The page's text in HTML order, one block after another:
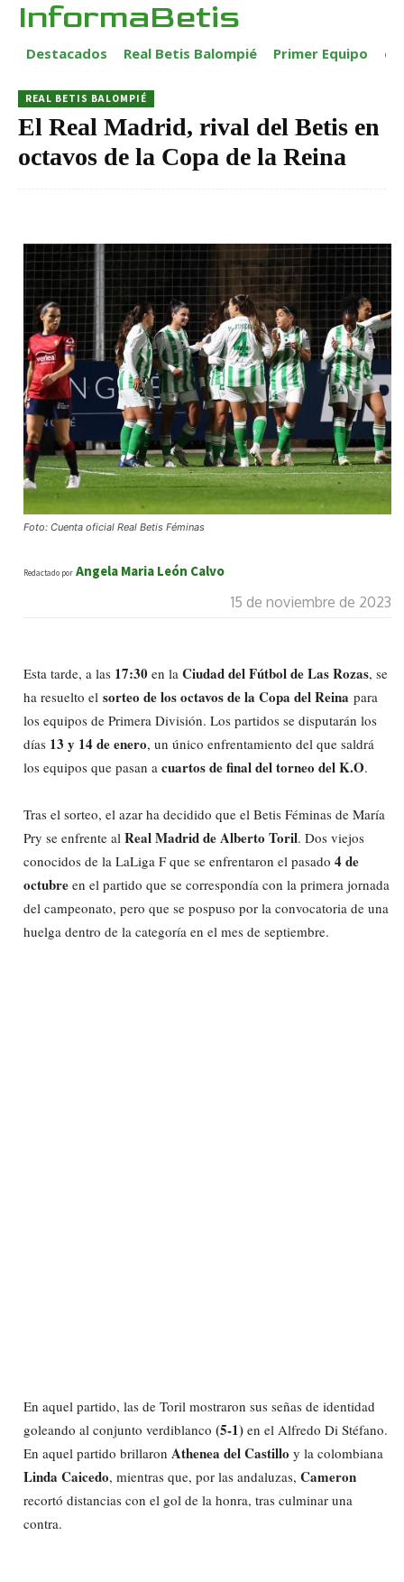
InformaBetis
Destacados Real Betis Balompié Primer Equipo
REAL BETIS BALOMPIÉ
El Real Madrid, rival del Betis en
octavos de la Copa de la Reina
Foto: Cuenta oficial Real Betis Féminas
Redactado por Angela Maria León Calvo
15 de noviembre de 2023
Esta tarde, a las 17:30 en la Ciudad del Fútbol de Las Rozas, se
ha resuelto el sorteo de los octavos de la Copa del Reina para
los equipos de Primera División. Los partidos se disputarán los
días 13 y 14 de enero, un único enfrentamiento del que saldrá
los equipos que pasan a cuartos de final del torneo del K.O.
Tras el sorteo, el azar ha decidido que el Betis Féminas de María
Pry se enfrente al Real Madrid de Alberto Toril. Dos viejos
conocidos de la LaLiga F que se enfrentaron el pasado 4 de
octubre en el partido que se correspondía con la primera jornada
del campeonato, pero que se pospuso por la convocatoria de una
huelga dentro de la categoría en el mes de septiembre.
En aquel partido, las de Toril mostraron sus señas de identidad
goleando al conjunto verdiblanco (5-1) en el Alfredo Di Stéfano.
En aquel partido brillaron Athenea del Castillo y la colombiana
Linda Caicedo, mientras que, por las andaluzas, Cameron
recortó distancias con el gol de la honra, tras culminar una
contra.